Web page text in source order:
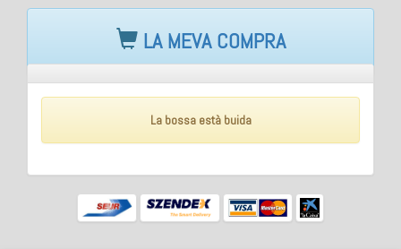
LA MEVA COMPRA
La bossa està buida